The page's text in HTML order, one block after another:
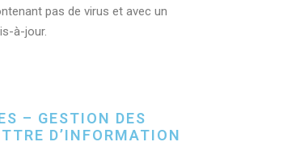
pas de virus et avec un
à-jour.
– GESTION DES
D’INFORMATION